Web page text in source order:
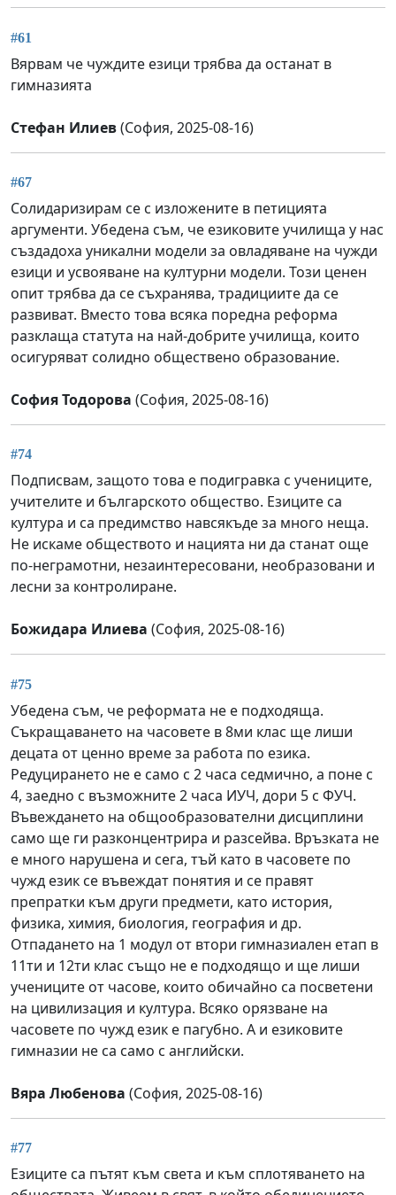
#61
Вярвам че чуждите езици трябва да останат в
гимназията
Стефан Илиев(София, 2025-08-16)
#67
Солидаризирам се с изложените в петицията
аргументи. Убедена съм, че езиковите училища у нас
създадоха уникални модели за овладяване на чужди
езици и усвояване на културни модели. Този ценен
опит трябва да се съхранява, традициите да се
развиват. Вместо това всяка поредна реформа
разклаща статута на най-добрите училища, които
осигуряват солидно обществено образование.
София Тодорова (София, 2025-08-16)
#74
Подписвам, защото това е подигравка с учениците,
учителите и българското общество. Езиците са
култура и са предимство навсякъде за много неща.
Не искаме обществото и нацията ни да станат още
по-неграмотни, незаинтересовани, необразовани и
лесни за контролиране.
Божидара Илиева (София, 2025-08-16)
#75
Убедена съм, че реформата не е подходяща.
Съкращаването на часовете в 8ми клас ще лиши
децата от ценно време за работа по езика.
Редуцирането не е само с 2 часа седмично, а поне с
4, заедно с възможните 2 часа ИУЧ, дори 5 с ФУЧ.
Въвеждането на общообразователни дисциплини
само ще ги разконцентрира и разсейва. Връзката не
е много нарушена и сега, тъй като в часовете по
чужд език се въвеждат понятия и се правят
препратки към други предмети, като история,
физика, химия, биология, география и др.
Отпадането на 1 модул от втори гимназиален етап в
11ти и 12ти клас също не е подходящо и ще лиши
учениците от часове, които обичайно са посветени
на цивилизация и култура. Всяко орязване на
часовете по чужд език е пагубно. А и езиковите
гимназии не са само с английски.
Вяра Любенова (София, 2025-08-16)
#77
Езиците са пътят към света и към сплотяването на